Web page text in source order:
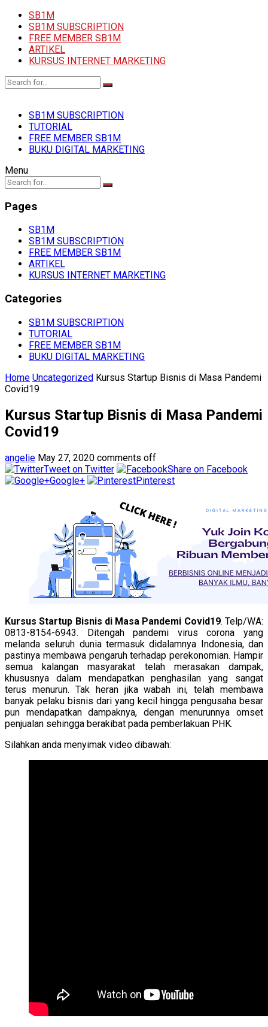
SB1M
SB1M SUBSCRIPTION
FREE MEMBER SB1M
ARTIKEL
KURSUS INTERNET MARKETING
SB1M SUBSCRIPTION
TUTORIAL
FREE MEMBER SB1M
BUKU DIGITAL MARKETING
Menu
Pages
SB1M
SB1M SUBSCRIPTION
FREE MEMBER SB1M
ARTIKEL
KURSUS INTERNET MARKETING
Categories
SB1M SUBSCRIPTION
TUTORIAL
FREE MEMBER SB1M
BUKU DIGITAL MARKETING
Home Uncategorized Kursus Startup Bisnis di Masa Pandemi
Covid19
Kursus Startup Bisnis di Masa Pandemi
Covid19
angelie May 27, 2020 comments off
Tweet on Twitter
Share on Facebook
Google+
Pinterest
Kursus Startup Bisnis di Masa Pandemi Covid19. Telp/WA:
0813-8154-6943. Ditengah pandemi virus corona yang
melanda seluruh dunia termasuk didalamnya Indonesia, dan
pastinya membawa pengaruh terhadap perekonomian. Hampir
semua kalangan masyarakat telah merasakan dampak,
khususnya dalam mendapatkan penghasilan yang sangat
terus menurun. Tak heran jika wabah ini, telah membawa
banyak pelaku bisnis dari yang kecil hingga pengusaha besar
pun mendapatkan dampaknya, dengan menurunnya omset
penjualan sehingga berakibat pada pemberlakuan PHK.
Silahkan anda menyimak video dibawah: